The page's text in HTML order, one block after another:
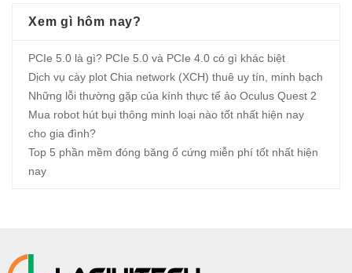
Xem gì hôm nay?
PCIe 5.0 là gì? PCIe 5.0 và PCIe 4.0 có gì khác biệt
Dịch vụ cày plot Chia network (XCH) thuê uy tín, minh bạch
Những lỗi thường gặp của kính thực tế ảo Oculus Quest 2
Mua robot hút bụi thông minh loại nào tốt nhất hiện nay
cho gia đình?
Top 5 phần mềm đóng băng ổ cứng miễn phí tốt nhất hiện
nay